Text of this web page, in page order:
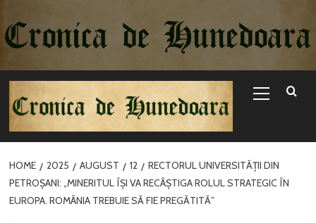
la
conținut
Menu
HOME 2025 AUGUST 12
RECTORUL UNIVERSITĂȚII DIN
PETROȘANI: „MINERITUL ÎȘI VA RECÂȘTIGA ROLUL STRATEGIC ÎN
EUROPA. ROMÂNIA TREBUIE SĂ FIE PREGĂTITĂ”